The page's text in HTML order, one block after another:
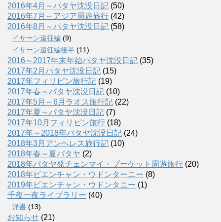
2016年4月～パタヤ沈没日記 (50)
2016年7月～アジア周遊旅行 (42)
2016年8月～パタヤ沈没日記 (58)
イサーン遠征編 (9)
イサーン遠征編後半 (11)
2016～2017年末年始パタヤ沈没日記 (35)
2017年2月パタヤ沈没日記 (15)
2017年フィリピン旅行記 (19)
2017年春～パタヤ沈没日記 (10)
2017年5月～6月ラオス旅行記 (22)
2017年夏～パタヤ沈没日記 (7)
2017年10月フィリピン旅行 (18)
2017年～2018年パタヤ沈没日記 (24)
2018年3月アンヘレス旅行記 (10)
2018年春～夏パタヤ (2)
2018年パタヤ発チェンマイ・プーケット周遊旅行 (20)
2018年ビエンチャン・ウドンターニー (8)
2019年ビエンチャン・ウドンタニー (1)
千夜一夜ライブラリー (40)
洋書 (13)
お知らせ (21)